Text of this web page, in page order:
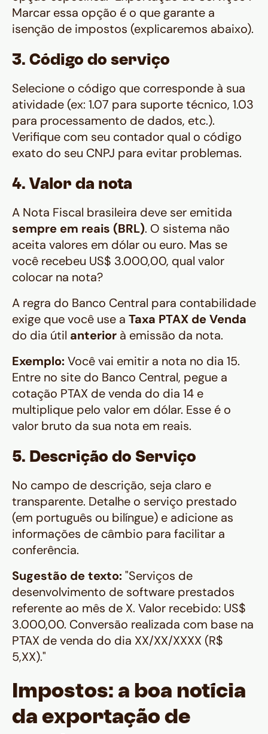
Marcar essa opção é o que garante a
isenção de impostos (explicaremos abaixo).
3. Código do serviço
Selecione o código que corresponde à sua
atividade (ex: 1.07 para suporte técnico, 1.03
para processamento de dados, etc.).
Verifique com seu contador qual o código
exato do seu CNPJ para evitar problemas.
4. Valor da nota
A Nota Fiscal brasileira deve ser emitida
sempre em reais (BRL). O sistema não
aceita valores em dólar ou euro. Mas se
você recebeu US$ 3.000,00, qual valor
colocar na nota?
A regra do Banco Central para contabilidade
exige que você use a Taxa PTAX de Venda
do dia útil anterior à emissão da nota.
Exemplo:Você vai emitir a nota no dia 15.
Entre no site do Banco Central, pegue a
cotação PTAX de venda do dia 14 e
multiplique pelo valor em dólar. Esse é o
valor bruto da sua nota em reais.
5. Descrição do Serviço
No campo de descrição, seja claro e
transparente. Detalhe o serviço prestado
(em português ou bilíngue) e adicione as
informações de câmbio para facilitar a
conferência.
Sugestão de texto:"Serviços de
desenvolvimento de software prestados
referente ao mês de X. Valor recebido: US$
3.000,00. Conversão realizada com base na
PTAX de venda do dia XX/XX/XXXX (R$
5,XX)."
Impostos: a boa notícia
da exportação de